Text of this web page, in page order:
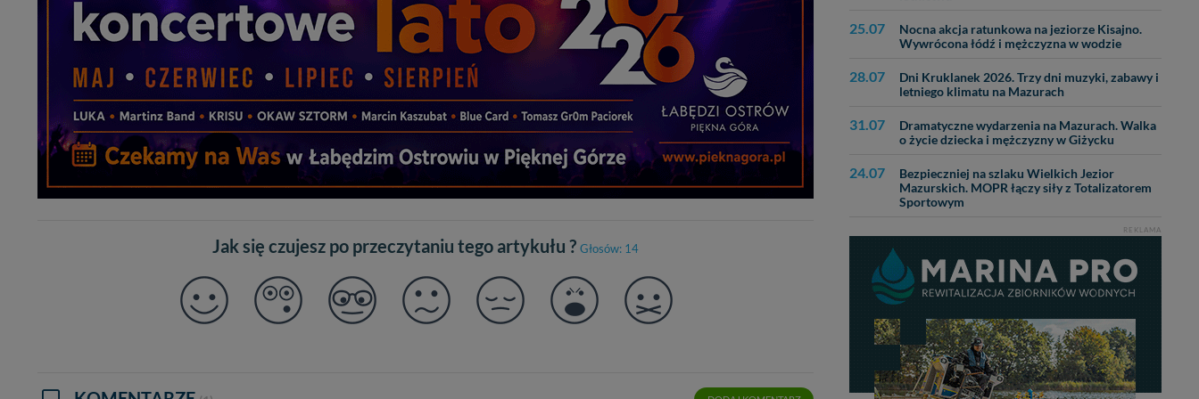
Jak się czujesz po przeczytaniu tego artykułu ? Głosów: 14
25.07
Nocna akcja ratunkowa na jeziorze Kisajno.
Wywrócona łódź i mężczyzna w wodzie
28.07
Dni Kruklanek 2026. Trzy dni muzyki, zabawy i
letniego klimatu na Mazurach
31.07
Dramatyczne wydarzenia na Mazurach. Walka
o życie dziecka i mężczyzny w Giżycku
24.07
Bezpieczniej na szlaku Wielkich Jezior
Mazurskich. MOPR łączy siły z Totalizatorem
Sportowym
REKLAMA
W każdej chwili możesz: zażądać dostępu do swoich danych, zażądać ich poprawienia lub usunięcia, zabronić ich
przetwarzania. Pamiętaj jednak, że nie zawsze jest możliwe techniczne zrealizowanie Twoich praw w odniesieniu do
informacji zawartych w plikach cookies. Twoja przeglądarka umożliwia Ci skasowanie tych plików - w pewnych
przypadkach nie możemy tego zrobić za Ciebie.
Dziękujemy, i życzmy miłego odkrywania Mazur na nowo...